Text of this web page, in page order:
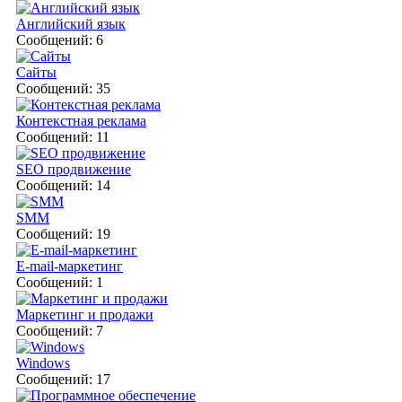
Английский язык
Сообщений: 6
Сайты
Сообщений: 35
Контекстная реклама
Сообщений: 11
SEO продвижение
Сообщений: 14
SMM
Сообщений: 19
E-mail-маркетинг
Сообщений: 1
Маркетинг и продажи
Сообщений: 7
Windows
Сообщений: 17